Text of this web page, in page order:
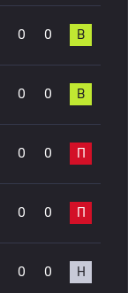
0 0 В
0 0 В
0 0 П
0 0 П
0 0 Н